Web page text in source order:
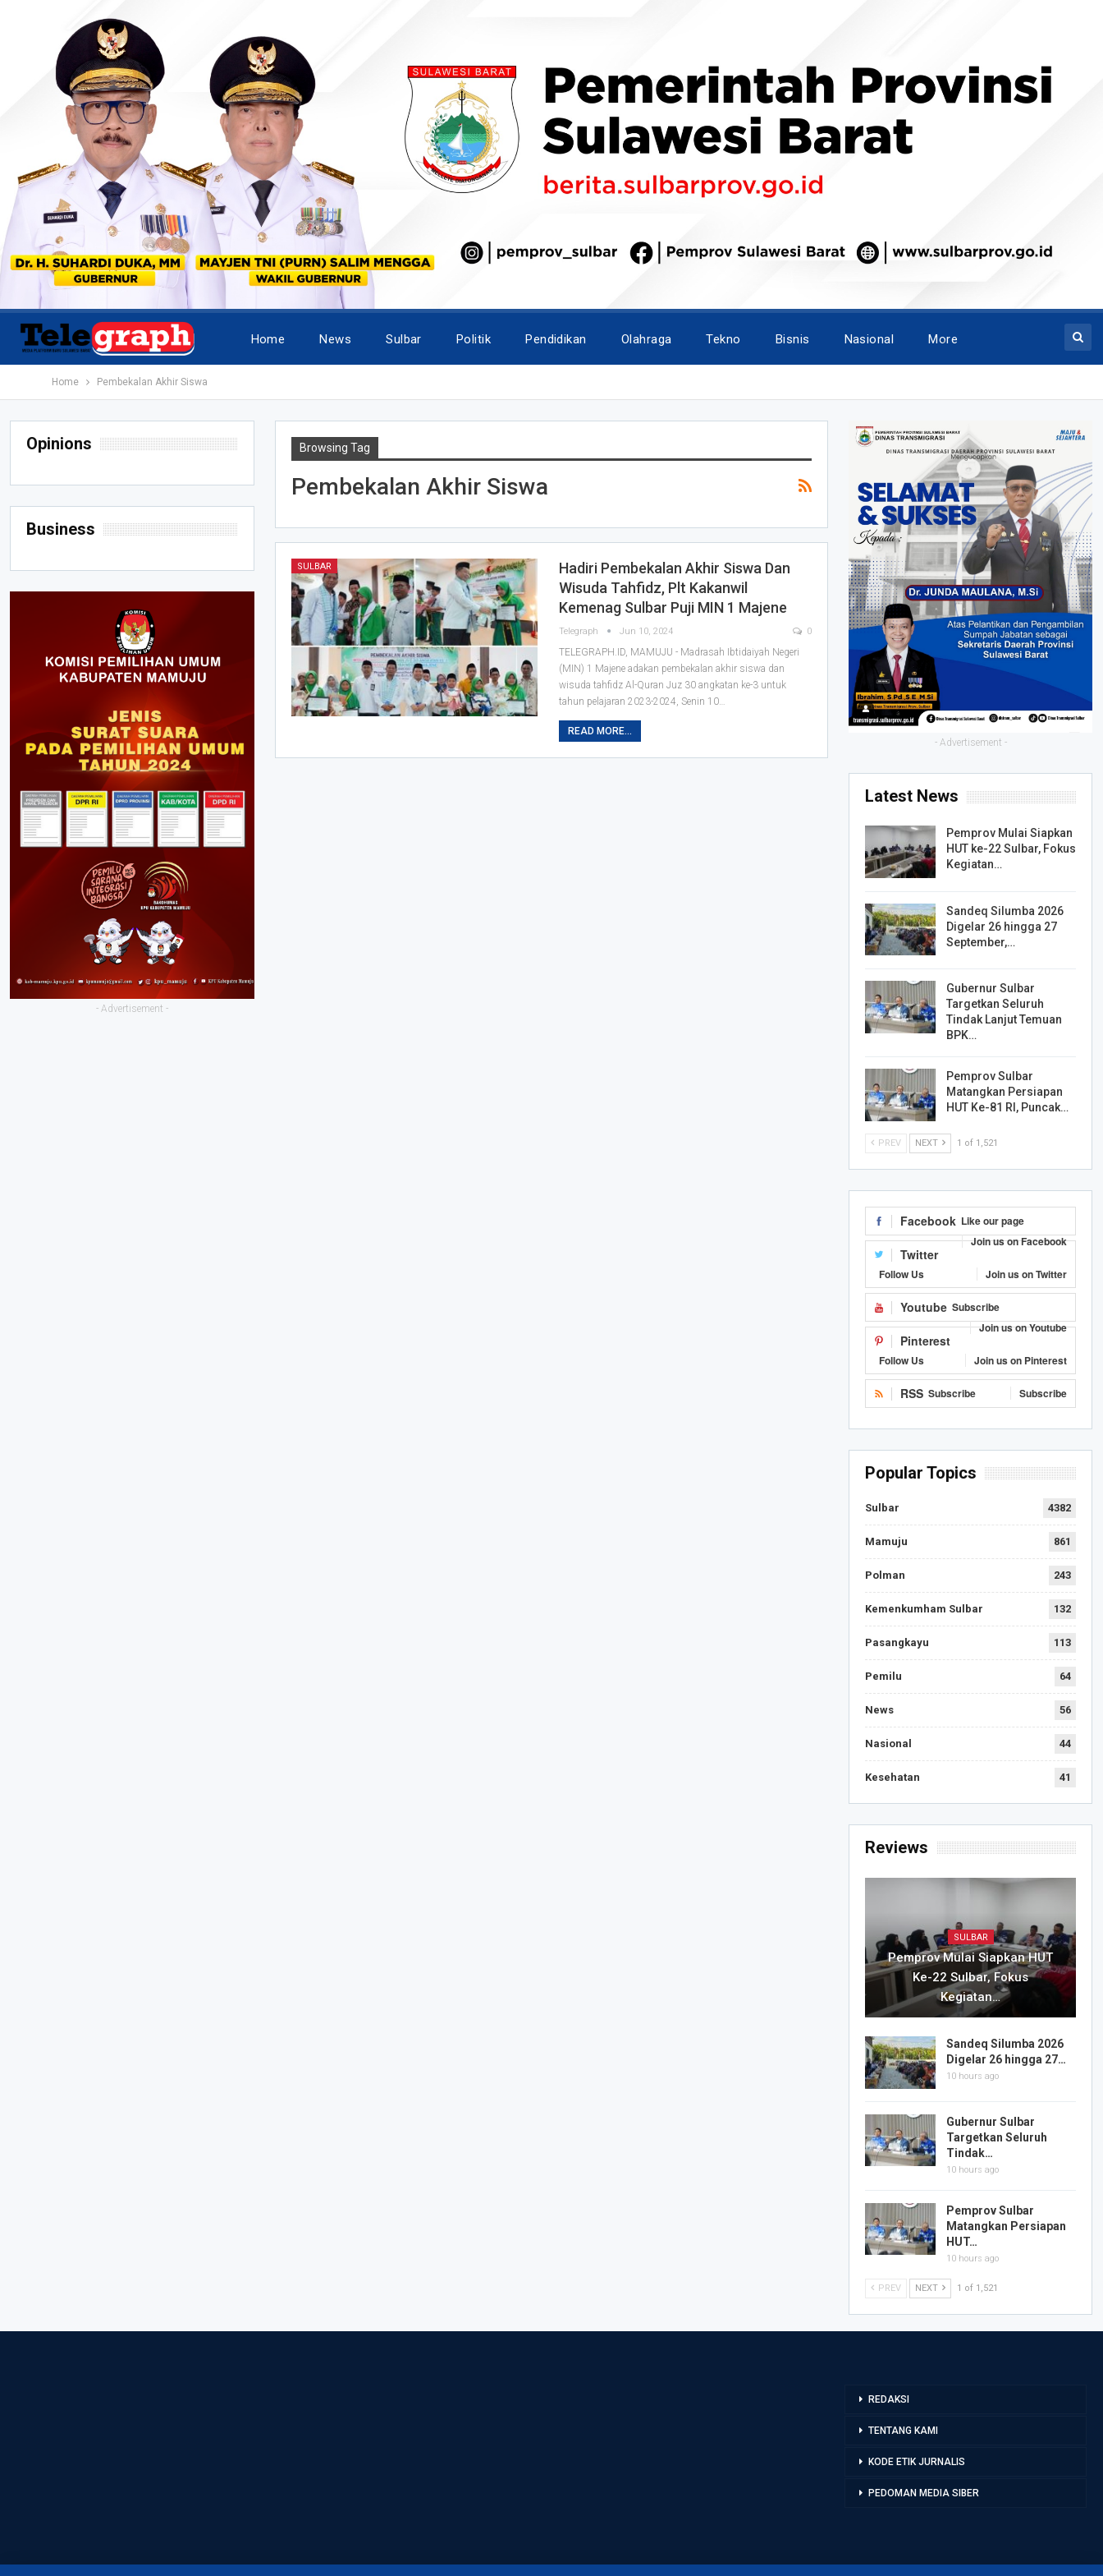
Home News Sulbar Politik Pendidikan Olahraga Tekno Bisnis Nasional More
Home Pembekalan Akhir Siswa
Browsing Tag
Pembekalan Akhir Siswa
SULBAR
Hadiri Pembekalan Akhir Siswa Dan
Wisuda Tahfidz, Plt Kakanwil
Kemenag Sulbar Puji MIN 1 Majene
Telegraph Jun 10, 2024 0
TELEGRAPH.ID, MAMUJU - Madrasah Ibtidaiyah Negeri
(MIN) 1 Majene adakan pembekalan akhir siswa dan
wisuda tahfidz Al-Quran Juz 30 angkatan ke-3 untuk
tahun pelajaran 2023-2024, Senin 10…
READ MORE...
- Advertisement -
Latest News
Pemprov Mulai Siapkan
HUT ke-22 Sulbar, Fokus
Kegiatan…
Sandeq Silumba 2026
Digelar 26 hingga 27
September,…
Gubernur Sulbar
Targetkan Seluruh
Tindak Lanjut Temuan
BPK…
Pemprov Sulbar
Matangkan Persiapan
HUT Ke-81 RI, Puncak…
PREV NEXT 1 of 1,521
Facebook Like our page
Join us on Facebook
Twitter
Follow Us Join us on Twitter
Youtube Subscribe
Join us on Youtube
Pinterest
Follow Us Join us on Pinterest
RSS Subscribe Subscribe
Popular Topics
Sulbar 4382
Mamuju 861
Polman 243
Kemenkumham Sulbar 132
Pasangkayu 113
Pemilu 64
News 56
Nasional 44
Kesehatan 41
Reviews
SULBAR
Pemprov Mulai Siapkan HUT
Ke-22 Sulbar, Fokus
Kegiatan…
Sandeq Silumba 2026
Digelar 26 hingga 27…
10 hours ago
Gubernur Sulbar
Targetkan Seluruh
Tindak…
10 hours ago
Pemprov Sulbar
Matangkan Persiapan
HUT…
10 hours ago
PREV NEXT 1 of 1,521
Opinions
Business
- Advertisement -
REDAKSI
TENTANG KAMI
KODE ETIK JURNALIS
PEDOMAN MEDIA SIBER